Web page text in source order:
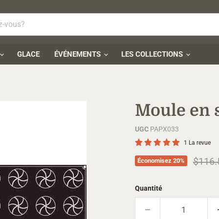
GLACE ÉVÉNEMENTS LES COLLECTIONS
Moule en
UGC PAPX033
1 La revue
Économisez 20% Prix
Quantité